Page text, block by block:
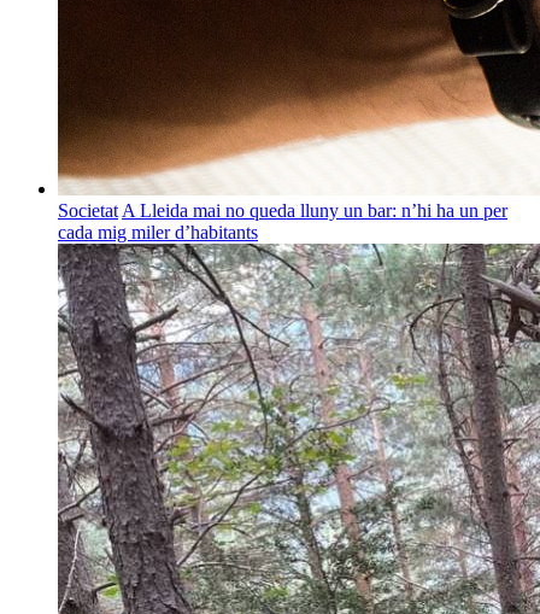
Societat A Lleida mai no queda lluny un bar: n’hi ha un per
cada mig miler d’habitants